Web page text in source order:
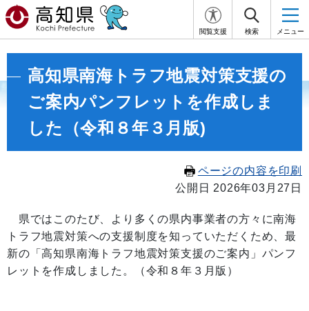
閲覧支援 検索 メニュー
高知県南海トラフ地震対策支援の
ご案内パンフレットを作成しま
した（令和８年３月版)
ページの内容を印刷
公開日 2026年03月27日
県ではこのたび、より多くの県内事業者の方々に南海
トラフ地震対策への支援制度を知っていただくため、最
新の「高知県南海トラフ地震対策支援のご案内」パンフ
レットを作成しました。（令和８年３月版）